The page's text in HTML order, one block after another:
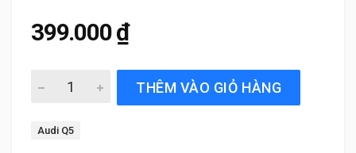
399.000₫
Gạt Mưa Xe Audi Q5 (2009 đến 2025) Silicone Chính
THÊM VÀO GIỎ HÀNG
Tag:
Audi Q5